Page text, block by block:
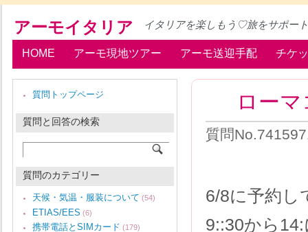
アーモイタリア イタリアを楽しもう♡旅をサポート
HOME アーモ現地ツアー アーモ送迎手配 チケ
ロー
質問
6/8に予約し
9::30から
質問トップページ
質問と回答の検索
質問のカテゴリー
天候・気温・服装について (54)
ETIAS/EES (6)
携帯電話とSIMカード (179)